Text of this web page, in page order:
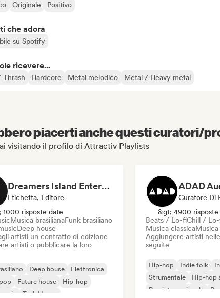
Originale Positivo
che adora
su Spotify
ricevere...
Thrash Hardcore Metal melodico Metal / Heavy metal
piacerti anche questi curatori/
visitando il profilo di Attractiv Playlists
Dreamers Island Entertainment
Etichetta, Editore
1000 risposte date
Musica brasilianaFunk brasiliano
Deep house
artisti un contratto di edizione
artisti o pubblicare la loro
Deep house
Elettronica
Future house
Hip-hop
Tech House
ADAD
Curatore Di
&gt; 4900 risposte
Beats / Lo-fiChill /
Musica classica
Aggiungere artisti
seguite
Hip-hop Indie folk
Strumentale
Hip-hop
Rap internazionale